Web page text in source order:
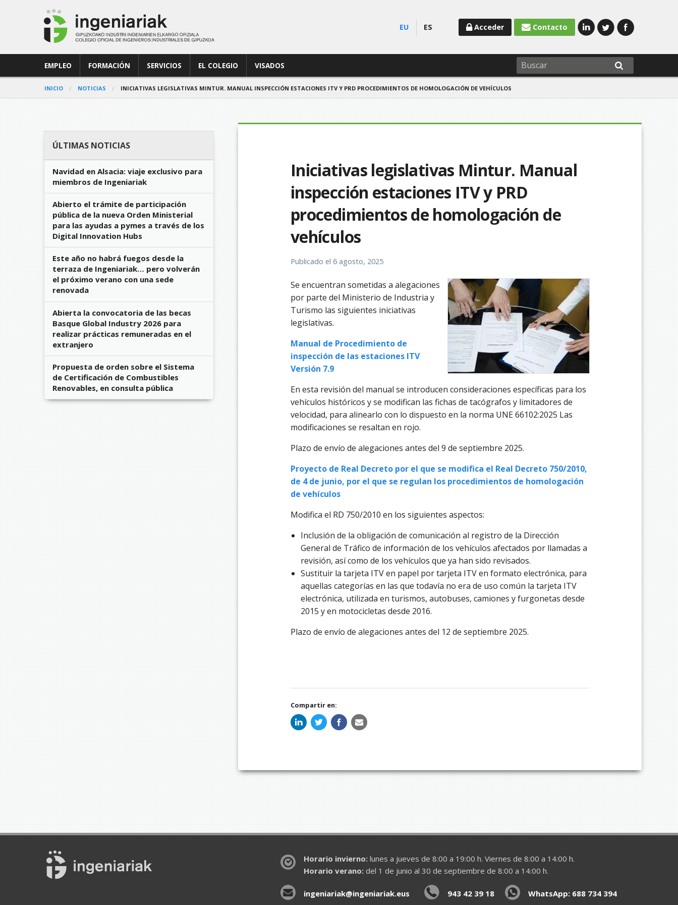
EU ES Contacto
Acceder
EMPLEO FORMACIÓN SERVICIOS EL COLEGIO VISADOS
INICIO NOTICIAS INICIATIVAS LEGISLATIVAS MINTUR. MANUAL INSPECCIÓN ESTACIONES ITV Y PRD PROCEDIMIENTOS DE HOMOLOGACIÓN DE VEHÍCULOS
Iniciativas legislativas Mintur. Manual
inspección estaciones ITV y PRD
procedimientos de homologación de
vehículos
Publicado el 6 agosto, 2025
Se encuentran sometidas a alegaciones
por parte del Ministerio de Industria y
Turismo las siguientes iniciativas
legislativas.
Manual de Procedimiento de
inspección de las estaciones ITV
Versión 7.9
En esta revisión del manual se introducen consideraciones específicas para los
vehículos históricos y se modifican las fichas de tacógrafos y limitadores de
velocidad, para alinearlo con lo dispuesto en la norma UNE 66102:2025 Las
modificaciones se resaltan en rojo.
Plazo de envío de alegaciones antes del 9 de septiembre 2025.
Proyecto de Real Decreto por el que se modifica el Real Decreto 750/2010,
de 4 de junio, por el que se regulan los procedimientos de homologación
de vehículos
Modifica el RD 750/2010 en los siguientes aspectos:
Inclusión de la obligación de comunicación al registro de la Dirección
General de Tráfico de información de los vehículos afectados por llamadas a
revisión, así como de los vehículos que ya han sido revisados.
Sustituir la tarjeta ITV en papel por tarjeta ITV en formato electrónica, para
aquellas categorías en las que todavía no era de uso común la tarjeta ITV
electrónica, utilizada en turismos, autobuses, camiones y furgonetas desde
2015 y en motocicletas desde 2016.
Plazo de envío de alegaciones antes del 12 de septiembre 2025.
Compartir en:
ÚLTIMAS NOTICIAS
Navidad en Alsacia: viaje exclusivo para
miembros de Ingeniariak
Abierto el trámite de participación
pública de la nueva Orden Ministerial
para las ayudas a pymes a través de los
Digital Innovation Hubs
Este año no habrá fuegos desde la
terraza de Ingeniariak… pero volverán
el próximo verano con una sede
renovada
Abierta la convocatoria de las becas
Basque Global Industry 2026 para
realizar prácticas remuneradas en el
extranjero
Propuesta de orden sobre el Sistema
de Certificación de Combustibles
Renovables, en consulta pública
Horario invierno:lunes a jueves de 8:00 a 19:00 h. Viernes de 8:00 a 14:00 h.
Horario verano:del 1 de junio al 30 de septiembre de 8:00 a 14:00 h.
ingeniariak@ingeniariak.eus 943 42 39 18 WhatsApp: 688 734 394